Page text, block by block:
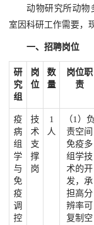
动物研究所动物
室因科研工作需要，
一、招聘岗位
研
究
组
岗
位
数
量
岗位职
责
疫
病
组
学
与
免
疫
调
控
技
术
支
撑
岗
1
人
（1）负
责空间
免疫多
组学技
术的开
发，承
担高分
辨率可
复制空